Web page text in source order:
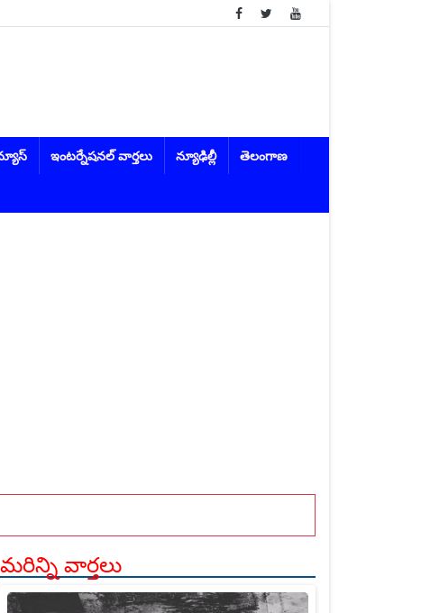
ఇంటర్నేషనల్ వార్తలు న్యూఢిల్లీ తెలంగాణ
రెడ్డిని ఎదిరించి పోరాటం చేస్తాను...
మరిన్ని వార్తలు